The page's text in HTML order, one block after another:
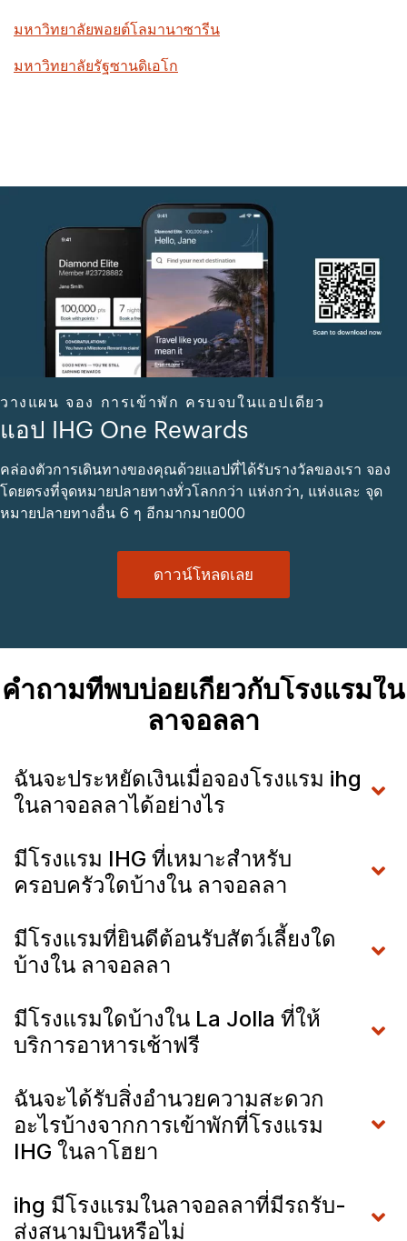
มหาวิทยาลัยพอยต์โลมานาซารีน
มหาวิทยาลัยรัฐซานดิเอโก
วางแผน จอง การเข้าพัก ครบจบในแอปเดียว
แอป IHG One Rewards
คล่องตัวการเดินทางของคุณด้วยแอปที่ได้รับรางวัลของเรา จอง
โดยตรงที่จุดหมายปลายทางทั่วโลกกว่า แห่งกว่า, แห่งและ จุด
หมายปลายทางอื่น 6 ๆ อีกมากมาย000
ดาวน์โหลดเลย
คำถามที่พบบ่อยเกี่ยวกับโรงแรมใน
ลาจอลลา
ฉันจะประหยัดเงินเมื่อจองโรงแรม ihg
ในลาจอลลาได้อย่างไร
มีโรงแรม IHG ที่เหมาะสำหรับ
ครอบครัวใดบ้างใน ลาจอลลา
มีโรงแรมที่ยินดีต้อนรับสัตว์เลี้ยงใด
บ้างใน ลาจอลลา
มีโรงแรมใดบ้างใน La Jolla ที่ให้
บริการอาหารเช้าฟรี
ฉันจะได้รับสิ่งอำนวยความสะดวก
อะไรบ้างจากการเข้าพักที่โรงแรม
IHG ในลาโฮยา
ihg มีโรงแรมในลาจอลลาที่มีรถรับ-
ส่งสนามบินหรือไม่